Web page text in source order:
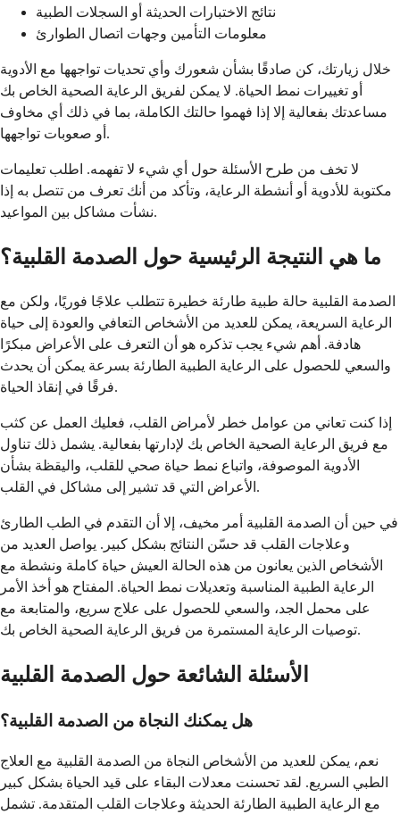
نتائج الاختبارات الحديثة أو السجلات الطبية
معلومات التأمين وجهات اتصال الطوارئ
خلال زيارتك، كن صادقًا بشأن شعورك وأي تحديات تواجهها مع الأدوية
أو تغييرات نمط الحياة. لا يمكن لفريق الرعاية الصحية الخاص بك
مساعدتك بفعالية إلا إذا فهموا حالتك الكاملة، بما في ذلك أي مخاوف
أو صعوبات تواجهها.
لا تخف من طرح الأسئلة حول أي شيء لا تفهمه. اطلب تعليمات
مكتوبة للأدوية أو أنشطة الرعاية، وتأكد من أنك تعرف من تتصل به إذا
نشأت مشاكل بين المواعيد.
ما هي النتيجة الرئيسية حول الصدمة القلبية؟
الصدمة القلبية حالة طبية طارئة خطيرة تتطلب علاجًا فوريًا، ولكن مع
الرعاية السريعة، يمكن للعديد من الأشخاص التعافي والعودة إلى حياة
هادفة. أهم شيء يجب تذكره هو أن التعرف على الأعراض مبكرًا
والسعي للحصول على الرعاية الطبية الطارئة بسرعة يمكن أن يحدث
فرقًا في إنقاذ الحياة.
إذا كنت تعاني من عوامل خطر لأمراض القلب، فعليك العمل عن كثب
مع فريق الرعاية الصحية الخاص بك لإدارتها بفعالية. يشمل ذلك تناول
الأدوية الموصوفة، واتباع نمط حياة صحي للقلب، واليقظة بشأن
الأعراض التي قد تشير إلى مشاكل في القلب.
في حين أن الصدمة القلبية أمر مخيف، إلا أن التقدم في الطب الطارئ
وعلاجات القلب قد حسّن النتائج بشكل كبير. يواصل العديد من
الأشخاص الذين يعانون من هذه الحالة العيش حياة كاملة ونشطة مع
الرعاية الطبية المناسبة وتعديلات نمط الحياة. المفتاح هو أخذ الأمر
على محمل الجد، والسعي للحصول على علاج سريع، والمتابعة مع
توصيات الرعاية المستمرة من فريق الرعاية الصحية الخاص بك.
الأسئلة الشائعة حول الصدمة القلبية
هل يمكنك النجاة من الصدمة القلبية؟
نعم، يمكن للعديد من الأشخاص النجاة من الصدمة القلبية مع العلاج
الطبي السريع. لقد تحسنت معدلات البقاء على قيد الحياة بشكل كبير
مع الرعاية الطبية الطارئة الحديثة وعلاجات القلب المتقدمة. تشمل